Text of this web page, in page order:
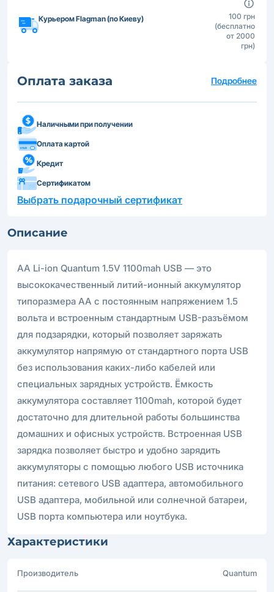
Курьером Flagman (по Киеву)
100 грн
(бесплатно
от 2000
грн)
Оплата заказа Подробнее
Наличными при получении
Оплата картой
Кредит
Сертификатом
Выбрать подарочный сертификат
Описание
AA Li-ion Quantum 1.5V 1100mah USB — это
высококачественный литий-ионный аккумулятор
типоразмера АА с постоянным напряжением 1.5
вольта и встроенным стандартным USB-разъёмом
для подзарядки, который позволяет заряжать
аккумулятор напрямую от стандартного порта USB
без использования каких-либо кабелей или
специальных зарядных устройств. Ёмкость
аккумулятора составляет 1100mah, которой будет
достаточно для длительной работы большинства
домашних и офисных устройств. Встроенная USB
зарядка позволяет быстро и удобно зарядить
аккумуляторы с помощью любого USB источника
питания: сетевого USB адаптера, автомобильного
USB адаптера, мобильной или солнечной батареи,
USB порта компьютера или ноутбука.
Характеристики
Производитель Quantum